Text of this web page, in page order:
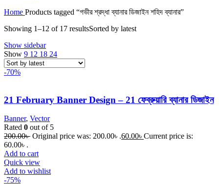
Home Products tagged “গভীর শ্রদ্ধা ব্যানার ডিজাইন শহিদ ব্যানার”
Showing 1–12 of 17 resultsSorted by latest
Show sidebar
Show 9 12 18 24
-70%
21 February Banner Design – 21 ফেব্রুয়ারি ব্যানার ডিজাইন
Banner, Vector
Rated 0 out of 5
200.00৳ Original price was: 200.00৳ .60.00৳ Current price is:
60.00৳ .
Add to cart
Quick view
Add to wishlist
-75%